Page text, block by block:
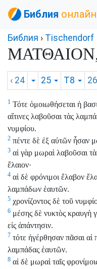
Библия онлайн
Библия › Tischendorf
‹ 24 25 T8 26
1 Τότε ὁμοιωθήσεται ἡ
αἵτινες λαβοῦσαι τὰς
νυμφίου.
2 πέντε δὲ ἐξ αὐτῶν ἦσαν
3 αἱ γὰρ μωραὶ λαβοῦσαι
ἔλαιον·
4 αἱ δὲ φρόνιμοι ἔλαβον
λαμπάδων ἑαυτῶν.
5 χρονίζοντος δὲ τοῦ
6 μέσης δὲ νυκτὸς κραυγὴ
εἰς ἀπάντησιν.
7 τότε ἠγέρθησαν πᾶσαι αἱ
λαμπάδας ἑαυτῶν.
8 αἱ δὲ μωραὶ ταῖς